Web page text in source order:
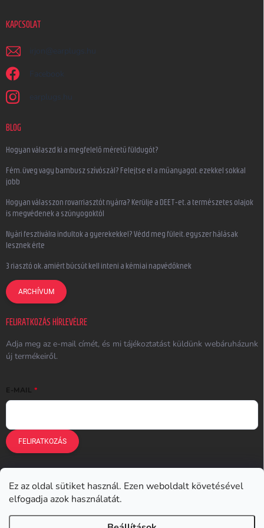
Ez az oldal sütiket használ. Ezen weboldalt követésével
elfogadja azok használatát.
KAPCSOLAT
irjon @ earplugs.hu
Facebook
earplugs.hu
BLOG
Hogyan válaszd ki a megfelelő méretű füldugót?
Fém, üveg vagy bambusz szívószál? Felejtse el a műanyagot, ezekkel sokkal
jobb
Hogyan válasszon rovarriasztót nyárra? Kerülje a DEET-et, a természetes olajok
is megvédenek a szúnyogoktól
Nyári fesztiválra indultok a gyerekekkel? Védd meg füleit, egyszer hálásak
lesznek érte
3 riasztó ok, amiért búcsút kell inteni a kémiai napvédőknek
ARCHÍVUM
FELIRATKOZÁS HÍRLEVÉLRE
Adja meg az e-mail címét, és mi tájékoztatást küldünk webáruházunk
új termékeiről.
E-MAIL
FELIRATKOZÁS
Earplugs.cz Earplugs.sk
Earplugs.at Earplugs.ro Lunesto.cz